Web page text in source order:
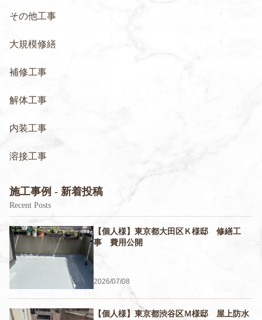
その他工事
大規模修繕
補修工事
解体工事
内装工事
溶接工事
施工事例 - 新着投稿
Recent Posts
【個人様】東京都大田区Ｋ様邸 修繕工
事 費用公開
2026/07/08
【個人様】東京都渋谷区Ｍ様邸 屋上防水